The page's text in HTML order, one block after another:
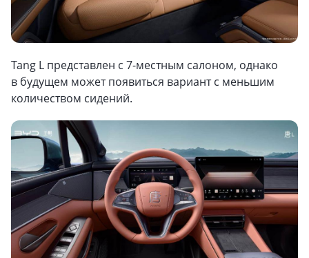
Tang L представлен с 7-местным салоном, однако
в будущем может появиться вариант с меньшим
количеством сидений.